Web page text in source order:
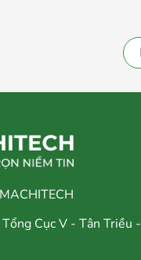
Cục V - Tân Triều -